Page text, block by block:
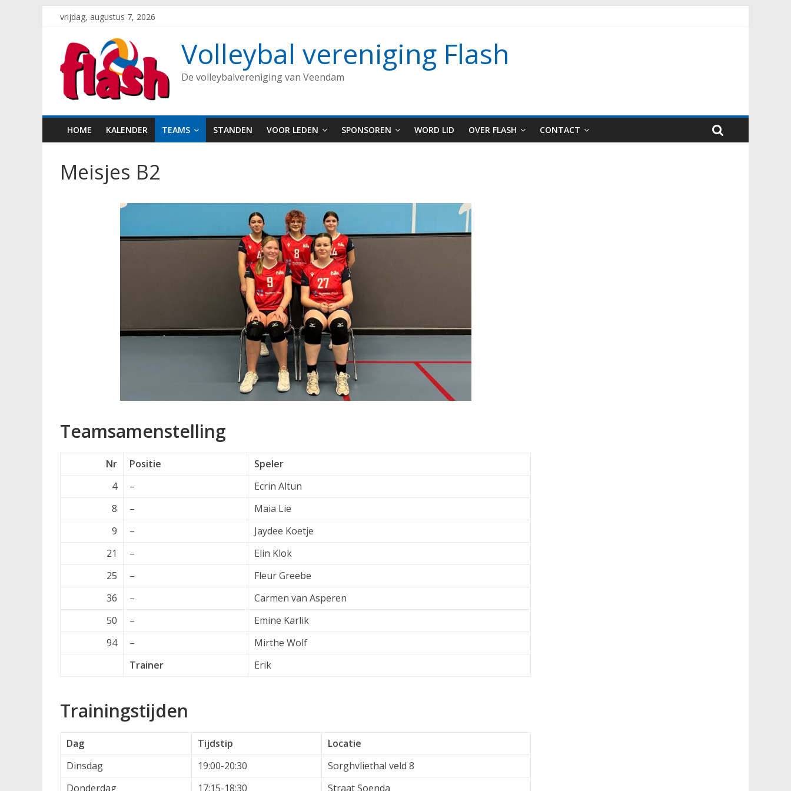
Spring
inhoud
vrijdag, augustus 7, 2026
Volleybal vereniging Flash
De volleybalvereniging van Veendam
HOME KALENDER TEAMS STANDEN VOOR LEDEN SPONSOREN WORD LID OVER FLASH CONTACT
Meisjes B2
Teamsamenstelling
Nr Positie
Speler
4
–
Ecrin Altun
8
–
Maia Lie
9
–
Jaydee Koetje
21
–
Elin Klok
25
–
Fleur Greebe
36
–
Carmen van Asperen
50
–
Emine Karlik
94
–
Mirthe Wolf
Trainer
Erik
Trainingstijden
Dag Tijdstip
Locatie
Dinsdag
19:00-20:30
Sorghvliethal veld 8
Donderdag
17:15-18:30 Straat Soenda